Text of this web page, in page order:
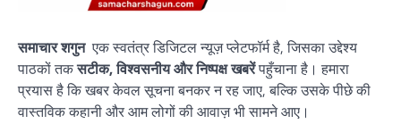
समाचार शगुन एक स्वतंत्र डिजिटल न्यूज़ प्लेटफॉर्म है, जिसका उद्देश्य
पाठकों तकसटीक, विश्वसनीय और निष्पक्ष खबरेंपहुँचाना है। हमारा
प्रयास है कि खबर केवल सूचना बनकर न रह जाए, बल्कि उसके पीछे की
वास्तविक कहानी और आम लोगों की आवाज़ भी सामने आए।